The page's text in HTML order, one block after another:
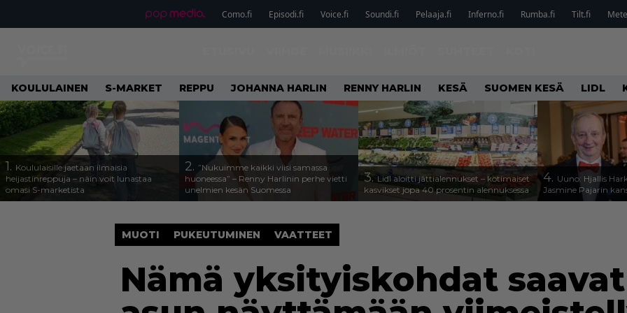
Como.fi Episodi.fi Voice.fi Soundi.fi Pelaaja.fi Inferno.fi Rumba.fi Tilt.fi
KOULULAINEN S-MARKET REPPU JOHANNA HARLIN RENNY HARLIN KESÄ SUOMEN KESÄ LIDL
1. Koululaisille jaetaan ilmaisia
heijastinreppuja – näin voit lunastaa
omasi S-marketista
2. ”Nukuimme kaikki viisi samassa
huoneessa” – Renny Harlinin perhe vietti
unelmien kesän Suomessa
3. Lidl aloitti jättialennukset – kotimaiset
kasvikset jopa 40 prosentin alennuksessa
4. Uuno: Hjallis
Jasmine Pajarin
MUOTI PUKEUTUMINEN VAATTEET
Nämä yksityiskohdat